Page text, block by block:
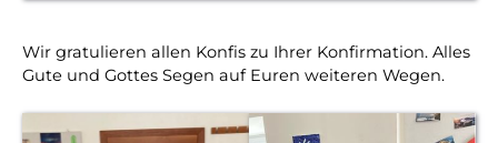
Wir gratulieren allen Konfis zu Ihrer Konfirmation. Alles
Gute und Gottes Segen auf Euren weiteren Wegen.